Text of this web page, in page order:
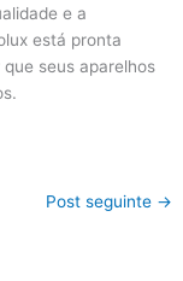
e a
está pronta
seus aparelhos
Post seguinte →